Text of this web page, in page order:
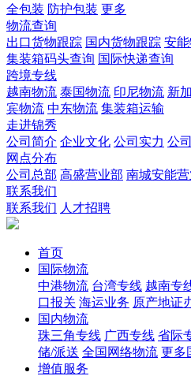
全包装 防护包装 更多
物流查询
出口货物跟踪 国内货物跟踪 安
集装箱码头查询 国际快递查询
跨境专线
越南物流 泰国物流 印尼物流 新
宾物流 中东物流 集装箱运输
走进锦秀
公司简介 企业文化 公司实力 公
网点分布
公司总部 高盛营业部 南城安能
联系我们
联系我们 人才招聘
首页
国际物流
中港物流 台湾专线 越南专
口报关 海运业务 原产地证
国内物流
珠三角专线 广西专线 省际
储/派送 全国网络物流 更多
增值服务